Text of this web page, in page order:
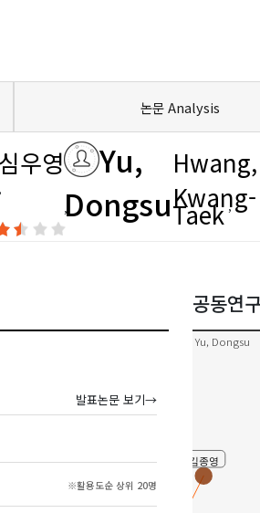
논문 Analysis
심우영 Yu,
Dongsu
Hwang,
Kwang-
Taek
발표논문 보기→
※활용도순 상위 20명
공동연
Yu, Dongsu
김종영
심우영